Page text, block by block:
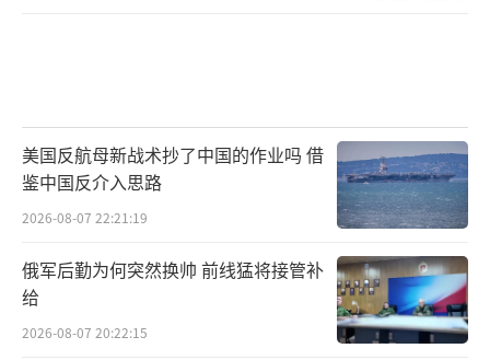
美国反航母新战术抄了中国的作业吗 借
鉴中国反介入思路
2026-08-07 22:21:19
俄军后勤为何突然换帅 前线猛将接管补
给
2026-08-07 20:22:15